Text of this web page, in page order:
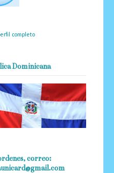
completo
Dominicana
correo: